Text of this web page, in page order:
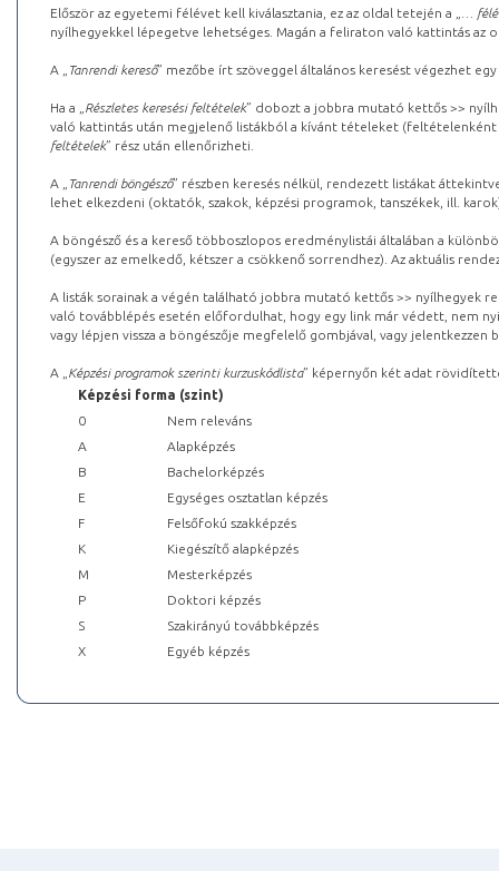
Először az egyetemi félévet kell kiválasztania, ez az oldal tetején a „
…
nyílhegyekkel lépegetve lehetséges. Magán a feliraton való kattintás az
A „ Tanrendi kereső” mezőbe írt szöveggel általános keresést végezhet
Ha a „ Részletes keresési feltételek” dobozt a jobbra mutató kettős >>
való kattintás után megjelenő listákból a kívánt tételeket (feltételenként
feltételek” rész után ellenőrizheti.
A „ Tanrendi böngésző” részben keresés nélkül, rendezett listákat
lehet elkezdeni (oktatók, szakok, képzési programok, tanszékek, ill.
A böngésző és a kereső többoszlopos eredménylistái általában a
(egyszer az emelkedő, kétszer a csökkenő sorrendhez). Az aktuális
A listák sorainak a végén található jobbra mutató kettős >> nyílhegyek
való továbblépés esetén előfordulhat, hogy egy link már védett, nem
vagy lépjen vissza a böngészője megfelelő gombjával, vagy
A „ Képzési programok szerinti kurzuskódlista” képernyőn két adat
Képzési forma (szint)
0
Nem releváns
A
Alapképzés
B
Bachelorképzés
E
Egységes osztatlan képzés
F
Felsőfokú szakképzés
K
Kiegészítő alapképzés
M
Mesterképzés
P
Doktori képzés
S
Szakirányú továbbképzés
X
Egyéb képzés